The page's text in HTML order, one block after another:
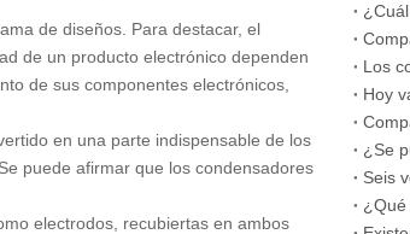
de diseños. Para destacar, el
de un producto electrónico dependen
de sus componentes electrónicos,
en una parte indispensable de los
puede afirmar que los condensadores
electrodos, recubiertas en ambos